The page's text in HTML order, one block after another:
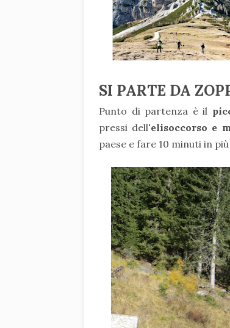
SI PARTE DA
Punto di partenza è il
pressi dell'elisoccorso e
paese e fare 10 minuti in